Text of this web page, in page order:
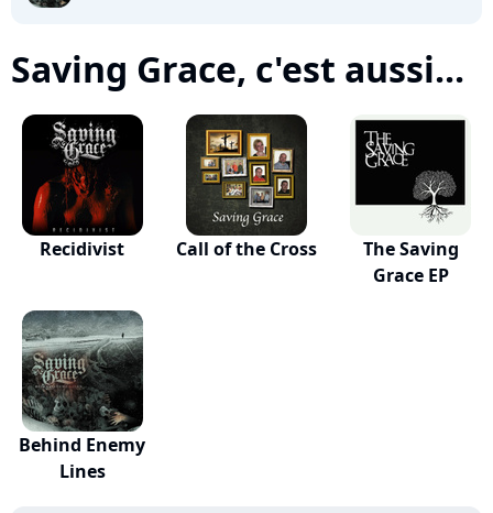
Saving Grace, c'est aussi...
Recidivist Call of the Cross
The Saving
Grace EP
Behind Enemy
Lines